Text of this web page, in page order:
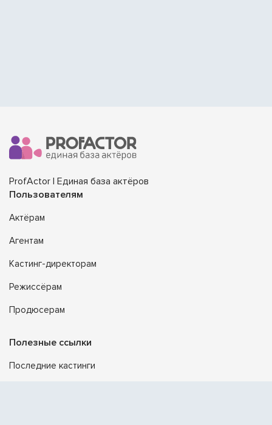
ProfActor | Единая база актёров
Пользователям
Актёрам
Агентам
Кастинг-директорам
Режиссёрам
Продюсерам
Полезные ссылки
Последние кастинги